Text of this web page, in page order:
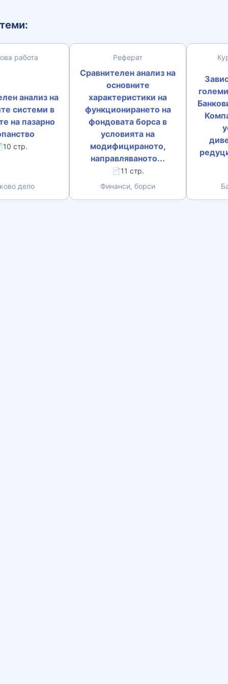
работа
анализ на
системи в
на пазарно
стр.
дело
Реферат
Сравнителен анализ на
основните
характеристики на
функционирането на
фондовата борса в
условията на
модифицираното,
направляваното...
📄11 стр.
Финанси, борси